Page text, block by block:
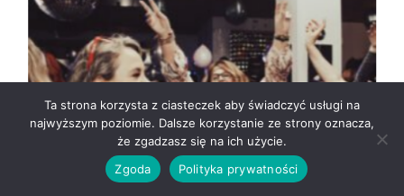
Ta strona korzysta z ciasteczek aby świadczyć usługi na
najwyższym poziomie. Dalsze korzystanie ze strony oznacza,
że zgadzasz się na ich użycie.
Zgoda
Polityka prywatności